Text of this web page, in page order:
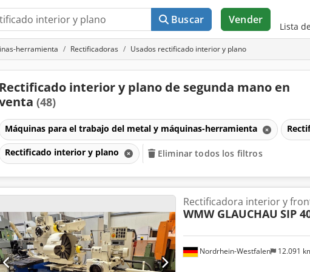
Buscar Vender
Lista
herramienta Rectificadoras Usados rectificado interior y plano
Rectificado interior y plano de segunda mano en
(48)
Máquinas para el trabajo del metal y máquinas-herramienta
Rectificado interior y plano Eliminar todos los filtros
Nordrhein-Westfalen 12.091
Rectificadora interior y
WMW GLAUCHAU SIP